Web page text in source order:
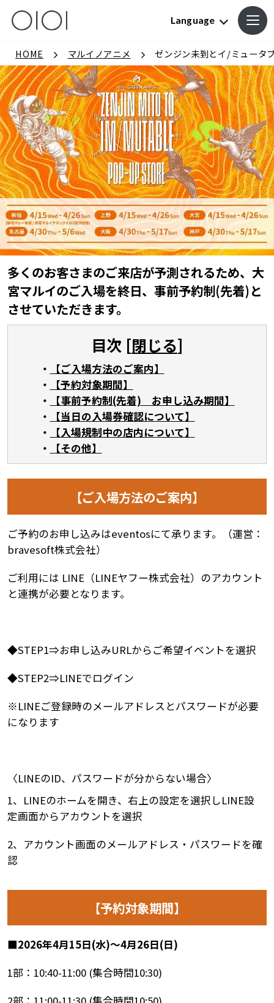
Language
HOME マルイノアニメ ゼンジン未到とイ/ミュータ
多くのお客さまのご来店が予測されるため、大
宮マルイのご入場を終日、事前予約制(先着)と
させていただきます。
目次 [閉じる]
【ご入場方法のご案内】
【予約対象期間】
【事前予約制(先着) お申し込み期間】
【当日の入場券確認について】
【入場規制中の店内について】
【その他】
【ご入場方法のご案内】
ご予約のお申し込みはeventosにて承ります。（運営：
bravesoft株式会社）
ご利用には LINE（LINEヤフー株式会社）のアカウント
と連携が必要となります。
◆STEP1⇒お申し込みURLからご希望イベントを選択
◆STEP2⇒LINEでログイン
※LINEご登録時のメールアドレスとパスワードが必要
になります
〈LINEのID、パスワードが分からない場合〉
1、 LINEのホームを開き、右上の設定を選択しLINE設
定画面からアカウントを選択
2、アカウント画面のメールアドレス・パスワードを確
認
【予約対象期間】
■2026年4月15日(水)～4月26日(日)
1部： 10:40-11:00 (集合時間10:30)